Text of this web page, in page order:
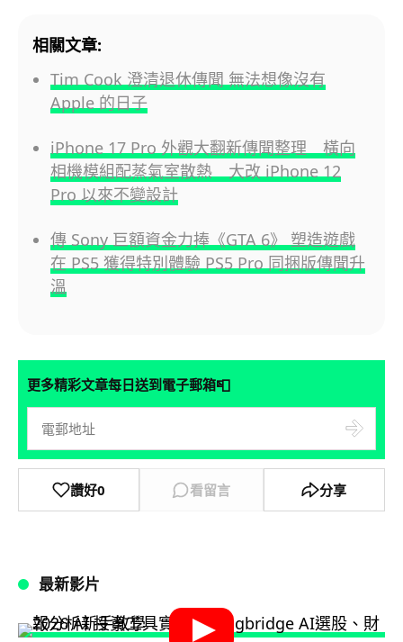
相關文章:
Tim Cook 澄清退休傳聞 無法想像沒有
Apple 的日子
iPhone 17 Pro 外觀大翻新傳聞整理 橫向
相機模組配蒸氣室散熱 大改 iPhone 12
Pro 以來不變設計
傳 Sony 巨額資金力捧《GTA 6》 塑造遊戲
在 PS5 獲得特別體驗 PS5 Pro 同捆版傳聞升
溫
更多精彩文章每日送到電子郵箱📮
讚好0 看留言 分享
最新影片